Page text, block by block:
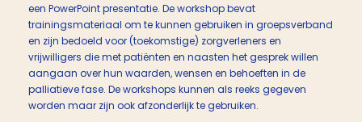
een PowerPoint presentatie. De workshop bevat
trainingsmateriaal om te kunnen gebruiken in groepsverband
en zijn bedoeld voor (toekomstige) zorgverleners en
vrijwilligers die met patiënten en naasten het gesprek willen
aangaan over hun waarden, wensen en behoeften in de
palliatieve fase. De workshops kunnen als reeks gegeven
worden maar zijn ook afzonderlijk te gebruiken.